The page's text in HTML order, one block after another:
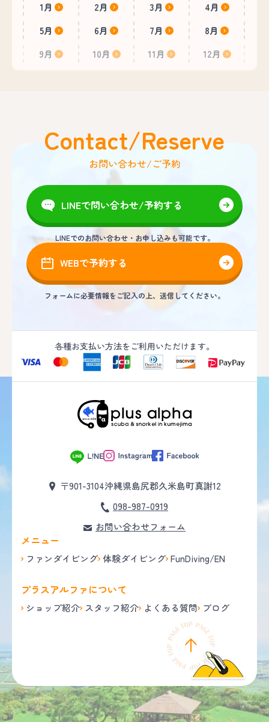
1月 2月 3月
4月
5月
6月 7月
8月
9月
10月 11月 12月
Contact/Reserve
お問い合わせ/ご予約
LINEで問い合わせ/予約する
LINEでのお問い合わせ・お申し込みも可能です。
WEBで予約する
フォームに必要情報をご記入の上、送信してください。
各種お支払い方法をご利用いただけます。
〒901-3104沖縄県島尻郡久米島町真謝12
098-987-0919
お問い合わせフォーム
メニュー
ファンダイビング 体験ダイビング FunDiving/EN
プラスアルファについて
ショップ紹介 スタッフ紹介 よくある質問 ブログ